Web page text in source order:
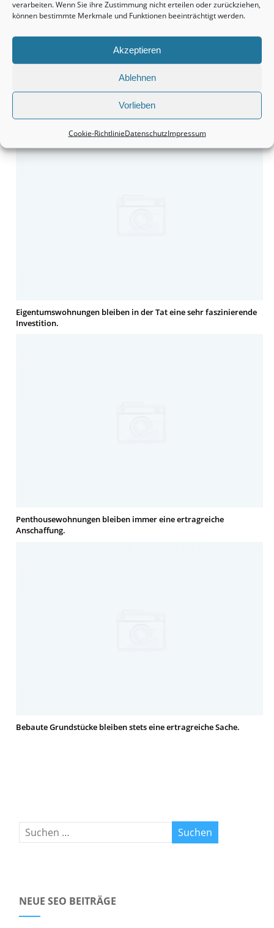
verarbeiten. Wenn Sie ihre Zustimmung nicht erteilen oder zurückziehen,
können bestimmte Merkmale und Funktionen beeinträchtigt werden.
Akzeptieren
Ablehnen
Vorlieben
Cookie-RichtlinieDatenschutzImpressum
Monteurzimmer Hannover: Schnell die passende Unterkunft
finden.
Eigentumswohnungen bleiben in der Tat eine sehr faszinierende
Investition.
Penthousewohnungen bleiben immer eine ertragreiche
Anschaffung.
Bebaute Grundstücke bleiben stets eine ertragreiche Sache.
NEUE SEO BEITRÄGE